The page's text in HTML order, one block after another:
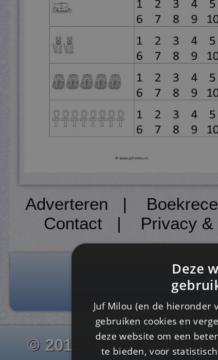
Adverteren |
Contact| Privacy
© 2012 - 2026
Deze
Juf Milou (en de
gebruiken cookies en
deze website om een
te bieden, voor